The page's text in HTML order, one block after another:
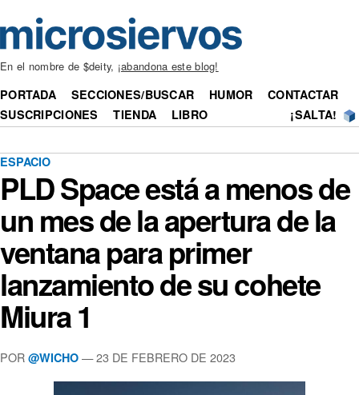
En el nombre de $deity, ¡abandona este blog!
PORTADA SECCIONES/BUSCAR HUMOR
CONTACTAR
SUSCRIPCIONES
TIENDA LIBRO ¡SALTA!
ESPACIO
PLD Space está a menos de
un mes de la apertura de la
ventana para primer
lanzamiento de su cohete
Miura 1
POR @WICHO — 23 DE FEBRERO DE 2023